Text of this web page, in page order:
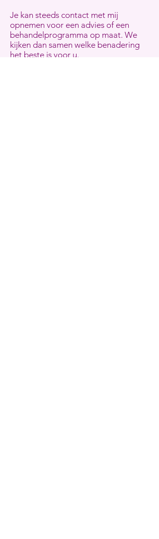
Je kan steeds contact met mij
opnemen voor een advies of een
behandelprogramma op maat. We
kijken dan samen welke benadering
het beste is voor u.